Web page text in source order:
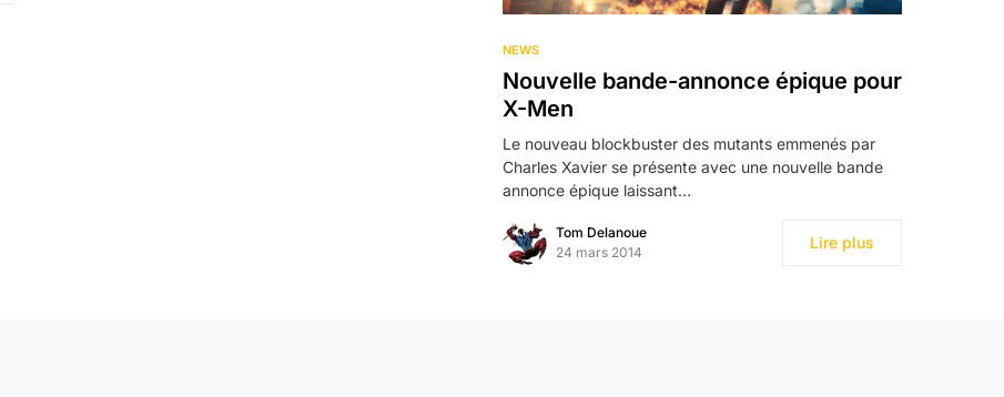
NEWS
Nouvelle bande-annonce épique pour
X-Men
Le nouveau blockbuster des mutants emmenés par
Charles Xavier se présente avec une nouvelle bande
annonce épique laissant…
Tom Delanoue
24 mars 2014
Lire plus